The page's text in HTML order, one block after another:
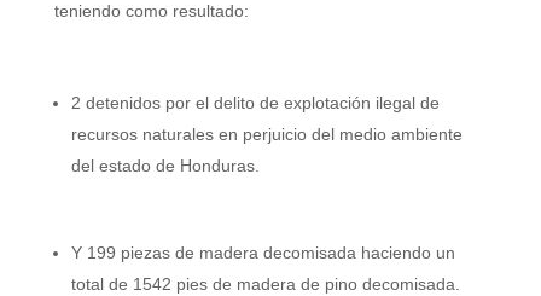
teniendo como resultado:
2 detenidos por el delito de explotación ilegal de
recursos naturales en perjuicio del medio ambiente
del estado de Honduras.
Y 199 piezas de madera decomisada haciendo un
total de 1542 pies de madera de pino decomisada.